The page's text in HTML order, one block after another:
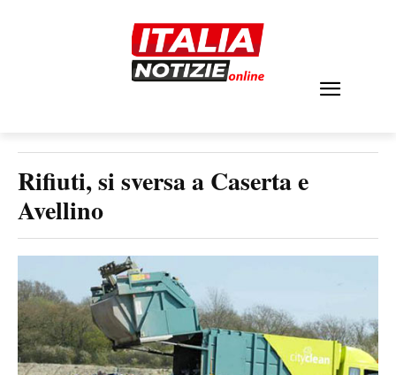
Rifiuti, si sversa a Caserta e
Avellino